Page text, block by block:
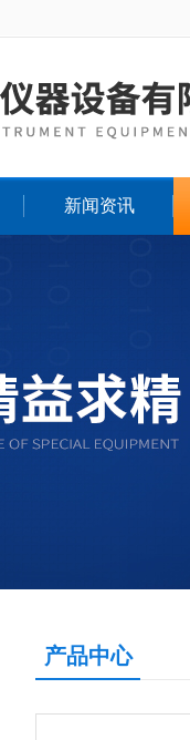
新闻资讯
产品中心